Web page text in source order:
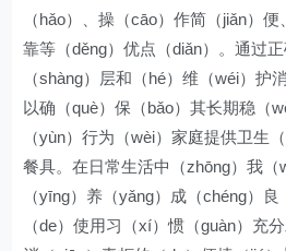
（hǎo）、操（cāo）作简（jiǎn）
靠等（děng）优点（diǎn）。通过
（shàng）层和（hé）维（wéi）护
以确（què）保（bǎo）其长期稳（
（yùn）行为（wèi）家庭提供卫生
餐具。在日常生活中（zhōng）我（
（yīng）养（yǎng）成（chéng）
（de）使用习（xí）惯（guàn）充